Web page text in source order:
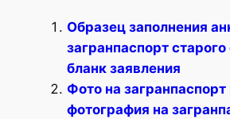
Образец заполнения
загранпаспорт
бланк заявления
Фото на
фотография на